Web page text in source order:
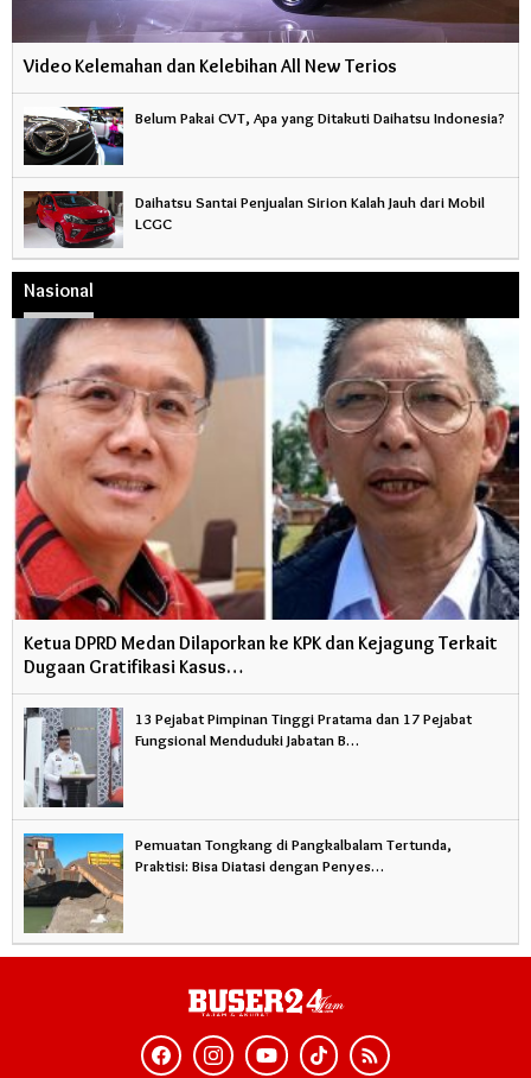
Video Kelemahan dan Kelebihan All New Terios
Belum Pakai CVT, Apa yang Ditakuti Daihatsu Indonesia?
Daihatsu Santai Penjualan Sirion Kalah Jauh dari Mobil
LCGC
Nasional
Ketua DPRD Medan Dilaporkan ke KPK dan Kejagung Terkait
Dugaan Gratifikasi Kasus…
13 Pejabat Pimpinan Tinggi Pratama dan 17 Pejabat
Fungsional Menduduki Jabatan B…
Pemuatan Tongkang di Pangkalbalam Tertunda,
Praktisi: Bisa Diatasi dengan Penyes…